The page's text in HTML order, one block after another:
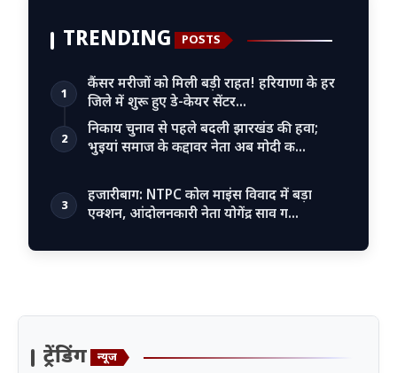
TRENDING POSTS
1
कैंसर मरीजों को मिली बड़ी राहत! हरियाणा के हर
जिले में शुरू हुए डे-केयर सेंटर…
2
निकाय चुनाव से पहले बदली झारखंड की हवा;
भुइयां समाज के कद्दावर नेता अब मोदी क…
3
हजारीबाग: NTPC कोल माइंस विवाद में बड़ा
एक्शन, आंदोलनकारी नेता योगेंद्र साव ग…
ट्रेंडिंग न्यूज